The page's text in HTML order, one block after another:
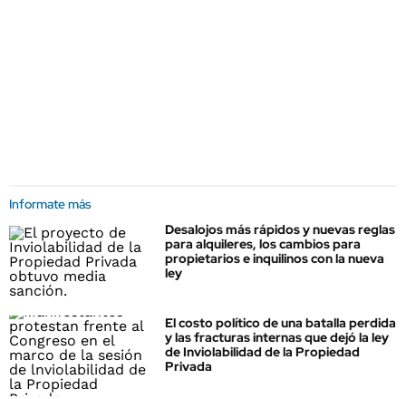
Informate más
Desalojos más rápidos y nuevas reglas
para alquileres, los cambios para
propietarios e inquilinos con la nueva
ley
El costo político de una batalla perdida
y las fracturas internas que dejó la ley
de Inviolabilidad de la Propiedad
Privada